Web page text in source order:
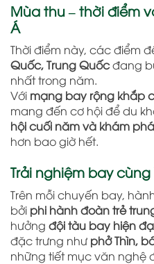
Mùa thu – thời điểm
Á
Thời điểm này, các điểm
Quốc, Trung Quốcđang
nhất trong năm.
Với mạng bay rộng khắp
mang đến cơ hội để du
hội cuối năm và khám
hơn bao giờ hết.
Trải nghiệm bay cùng
Trên mỗi chuyến bay,
bởi phi hành đoàn trẻ
hưởng đội tàu bay hiện
đặc trưng như phở Thìn,
những tiết mục văn nghệ